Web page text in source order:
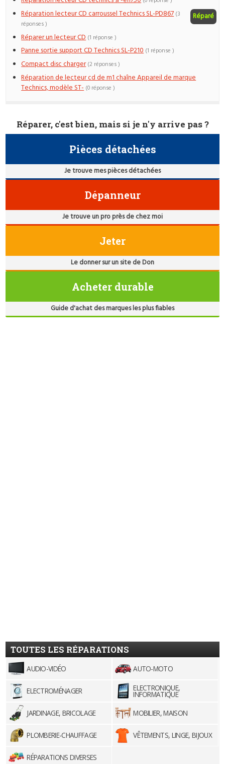
Réparation lecteur CD carroussel Technics SL-PD867 Réparé
(3
réponses )
Réparer un lecteur CD (1 réponse )
Panne sortie support CD Technics SL-P210 (1 réponse )
Compact disc charger (2 réponses )
Réparation de lecteur cd de m1 chaîne Appareil de marque
Technics, modèle ST- (0 réponse )
Réparer, c'est bien, mais si je n'y arrive pas ?
Pièces détachées
Je trouve mes pièces détachées
Dépanneur
Je trouve un pro près de chez moi
Jeter
Le donner sur un site de Don
Acheter durable
Guide d'achat des marques les plus fiables
TOUTES LES RÉPARATIONS
AUDIO-VIDÉO AUTO-MOTO
ELECTROMÉNAGER ELECTRONIQUE,
INFORMATIQUE
JARDINAGE, BRICOLAGE
MOBILIER, MAISON
PLOMBERIE-CHAUFFAGE VÊTEMENTS, LINGE, BIJOUX
RÉPARATIONS DIVERSES